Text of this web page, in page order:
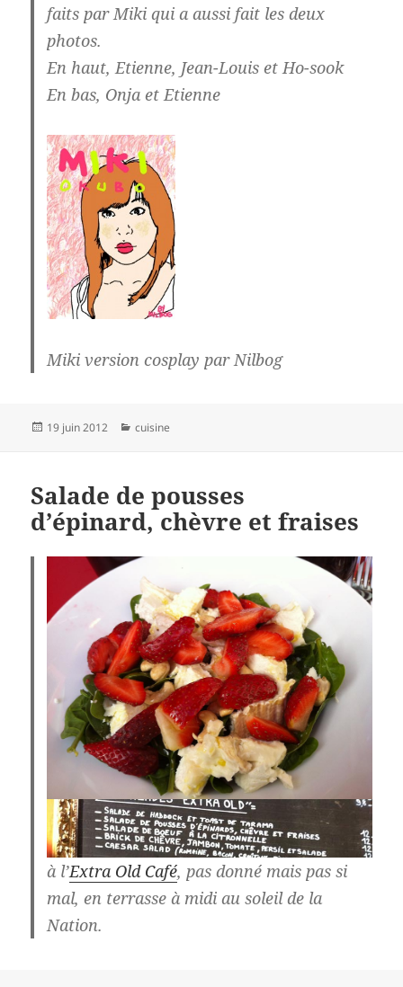
faits par Miki qui a aussi fait les deux
photos.
En haut, Etienne, Jean-Louis et Ho-sook
En bas, Onja et Etienne
Miki version cosplay par Nilbog
Publié
19 juin 2012 Catégories
cuisine
Salade de pousses
d’épinard, chèvre et fraises
à l’Extra Old Café, pas donné mais pas si
mal, en terrasse à midi au soleil de la
Nation.